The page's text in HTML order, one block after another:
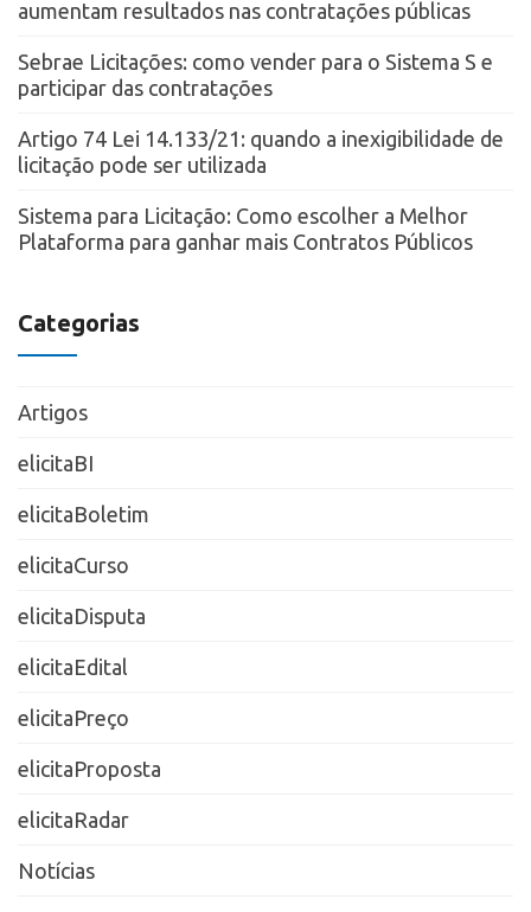
aumentam resultados nas contratações públicas
Sebrae Licitações: como vender para o Sistema S e
participar das contratações
Artigo 74 Lei 14.133/21: quando a inexigibilidade de
licitação pode ser utilizada
Sistema para Licitação: Como escolher a Melhor
Plataforma para ganhar mais Contratos Públicos
Categorias
Artigos
elicitaBI
elicitaBoletim
elicitaCurso
elicitaDisputa
elicitaEdital
elicitaPreço
elicitaProposta
elicitaRadar
Notícias